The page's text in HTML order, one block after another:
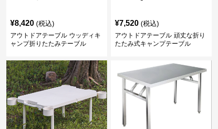
¥8,420 (税込)
アウトドアテーブル ウッディキ
ャンプ折りたたみテーブル
¥7,520 (税込)
アウトドアテーブル 頑丈な折り
たたみ式キャンプテーブル